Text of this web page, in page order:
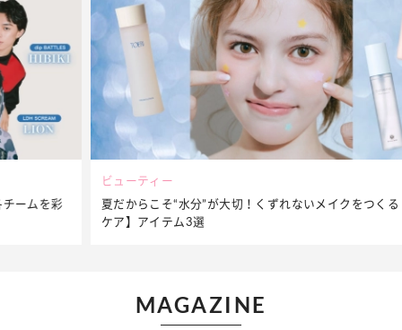
ビューティー
夏だからこそ“水分”が大切！くずれないメイクをつくる【保湿
ケア】アイテム3選
MAGAZINE